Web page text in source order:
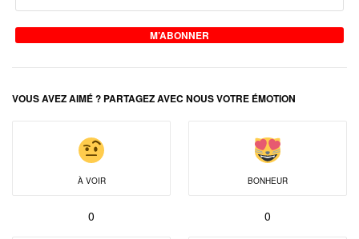
M’ABONNER
VOUS AVEZ AIMÉ ? PARTAGEZ AVEC NOUS VOTRE ÉMOTION
À VOIR
0
BONHEUR
0